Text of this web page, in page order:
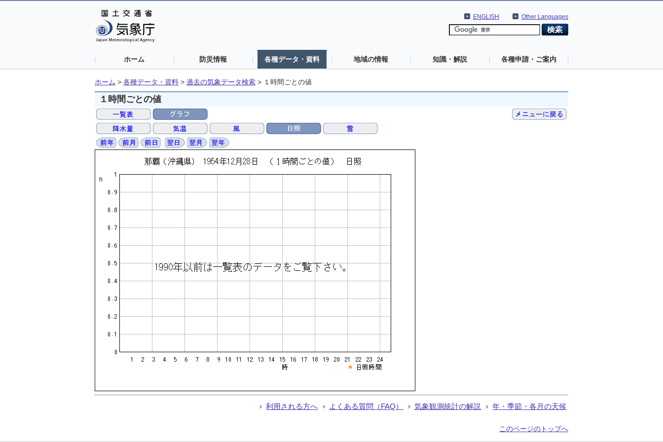
Other Languages
ENGLISH
ホーム 防災情報 各種データ・資料 地域の情報 知識・解説 各種申請・ご案内
ホーム > 各種データ・資料 > 過去の気象データ検索 > １時間ごとの値
１時間ごとの値
利用される方へ よくある質問（FAQ） 気象観測統計の解説 年・季節・各月の天候
このページのトップへ